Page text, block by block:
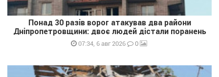
Понад 30 разів ворог атакував два райони
Дніпропетровщини: двоє людей дістали поранень
07:34, 6 авг 2026 0